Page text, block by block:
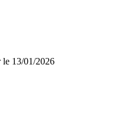
le 13/01/2026